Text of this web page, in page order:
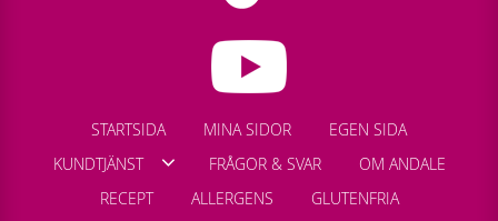
STARTSIDA MINA SIDOR
EGEN SIDA
KUNDTJÄNST
FRÅGOR & SVAR
OM ANDALE
RECEPT
ALLERGENS
GLUTENFRIA